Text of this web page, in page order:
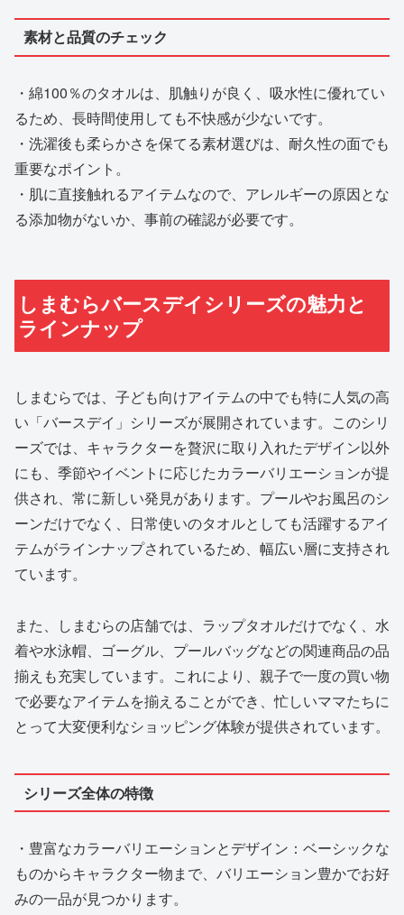
素材と品質のチェック
・綿100％のタオルは、肌触りが良く、吸水性に優れてい
るため、長時間使用しても不快感が少ないです。
・洗濯後も柔らかさを保てる素材選びは、耐久性の面でも
重要なポイント。
・肌に直接触れるアイテムなので、アレルギーの原因とな
る添加物がないか、事前の確認が必要です。
しまむらバースデイシリーズの魅力と
ラインナップ
しまむらでは、子ども向けアイテムの中でも特に人気の高
い「バースデイ」シリーズが展開されています。このシリ
ーズでは、キャラクターを贅沢に取り入れたデザイン以外
にも、季節やイベントに応じたカラーバリエーションが提
供され、常に新しい発見があります。プールやお風呂のシ
ーンだけでなく、日常使いのタオルとしても活躍するアイ
テムがラインナップされているため、幅広い層に支持され
ています。
また、しまむらの店舗では、ラップタオルだけでなく、水
着や水泳帽、ゴーグル、プールバッグなどの関連商品の品
揃えも充実しています。これにより、親子で一度の買い物
で必要なアイテムを揃えることができ、忙しいママたちに
とって大変便利なショッピング体験が提供されています。
シリーズ全体の特徴
・豊富なカラーバリエーションとデザイン：ベーシックな
ものからキャラクター物まで、バリエーション豊かでお好
みの一品が見つかります。